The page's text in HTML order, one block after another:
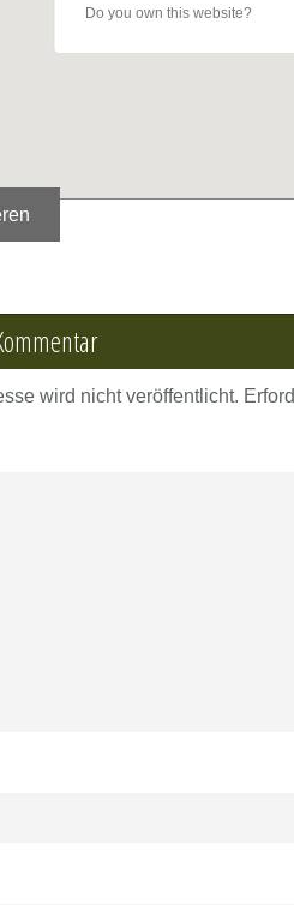
Do you own this website?
wird nicht veröffentlicht.